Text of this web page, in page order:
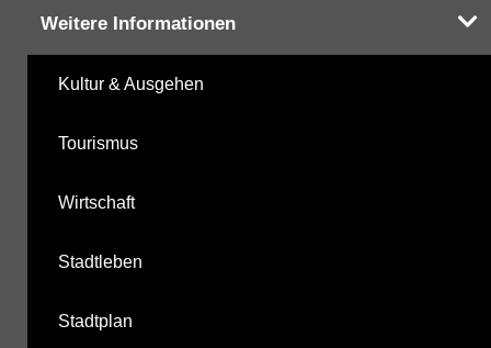
Weitere Informationen
Kultur & Ausgehen
Tourismus
Wirtschaft
Stadtleben
Stadtplan